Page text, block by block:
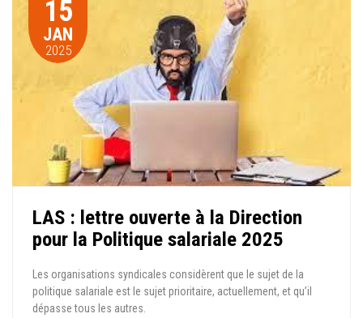
15
JAN
2025
LAS : lettre ouverte à la Direction
pour la Politique salariale 2025
Les organisations syndicales considèrent que le sujet de la
politique salariale est le sujet prioritaire, actuellement, et qu’il
dépasse tous les autres.